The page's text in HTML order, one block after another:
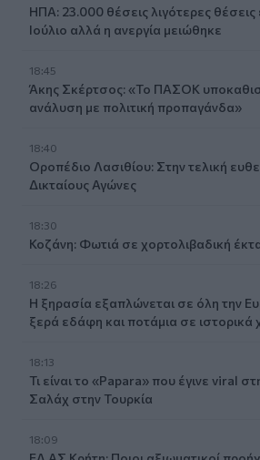
ΗΠΑ: 23.000 θέσεις λιγότερες θέσεις
Ιούλιο αλλά η ανεργία μειώθηκε
18:45
Άκης Σκέρτσος: «Το ΠΑΣΟΚ
ανάλυση με πολιτική προπαγάνδα»
18:40
Οροπέδιο Λασιθίου: Στην τελική
Δικταίους Αγώνες
18:30
Κοζάνη: Φωτιά σε χορτολιβαδική
18:26
Η ξηρασία εξαπλώνεται σε όλη την
ξερά εδάφη και ποτάμια σε ιστορικά
18:13
Τι είναι το «Papara» που έγινε viral
Σαλάχ στην Τουρκία
18:09